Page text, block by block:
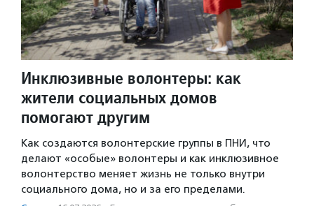
Инклюзивные волонтеры: как
жители социальных домов
помогают другим
Как создаются волонтерские группы в ПНИ, что
делают «особые» волонтеры и как инклюзивное
волонтерство меняет жизнь не только внутри
социального дома, но и за его пределами.